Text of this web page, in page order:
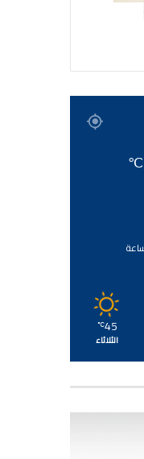
℃
45
℃
الثلاثاء